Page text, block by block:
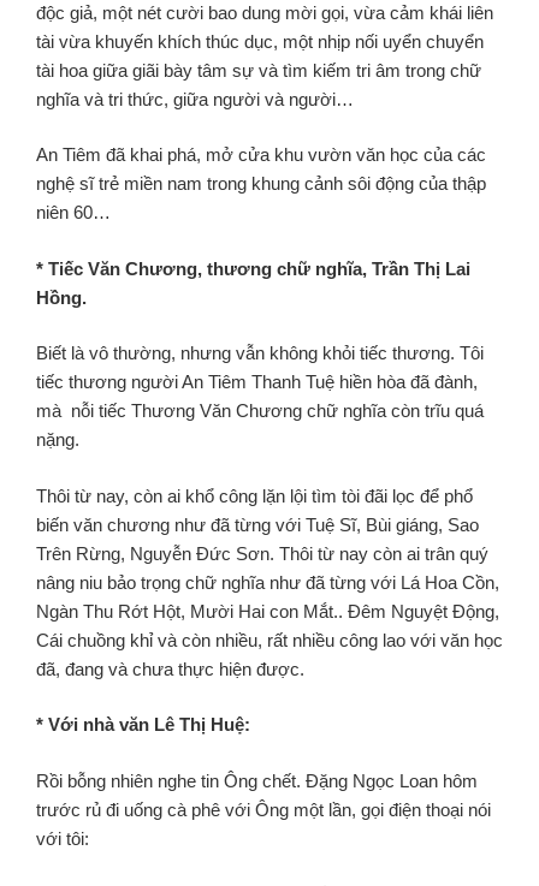
độc giả, một nét cười bao dung mời gọi, vừa cảm khái liên
tài vừa khuyến khích thúc dục, một nhịp nối uyển chuyển
tài hoa giữa giãi bày tâm sự và tìm kiếm tri âm trong chữ
nghĩa và tri thức, giữa người và người…
An Tiêm đã khai phá, mở cửa khu vườn văn học của các
nghệ sĩ trẻ miền nam trong khung cảnh sôi động của thập
niên 60…
* Tiếc Văn Chương, thương chữ nghĩa, Trần Thị Lai
Hồng.
Biết là vô thường, nhưng vẫn không khỏi tiếc thương. Tôi
tiếc thương người An Tiêm Thanh Tuệ hiền hòa đã đành,
mà nỗi tiếc Thương Văn Chương chữ nghĩa còn trĩu quá
nặng.
Thôi từ nay, còn ai khổ công lặn lội tìm tòi đãi lọc để phổ
biến văn chương như đã từng với Tuệ Sĩ, Bùi giáng, Sao
Trên Rừng, Nguyễn Đức Sơn. Thôi từ nay còn ai trân quý
nâng niu bảo trọng chữ nghĩa như đã từng với Lá Hoa Cồn,
Ngàn Thu Rớt Hột, Mười Hai con Mắt.. Đêm Nguyệt Động,
Cái chuồng khỉ và còn nhiều, rất nhiều công lao với văn học
đã, đang và chưa thực hiện được.
* Với nhà văn Lê Thị Huệ:
Rồi bỗng nhiên nghe tin Ông chết. Đặng Ngọc Loan hôm
trước rủ đi uống cà phê với Ông một lần, gọi điện thoại nói
với tôi: